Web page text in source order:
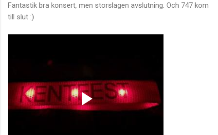
Fantastik bra konsert, men storslagen avslutning. Och 747 kom
till slut :)